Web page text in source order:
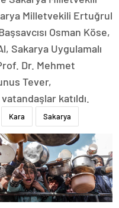
Milletvekili Ertuğrul
Osman Köse,
Sakarya Uygulamalı
Dr. Mehmet
Tever,
katıldı.
Kara Sakarya